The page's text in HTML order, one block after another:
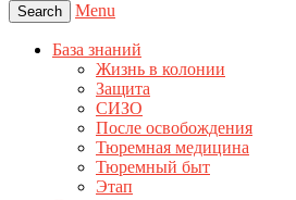
Search Menu
База знаний
Жизнь в колонии
Защита
СИЗО
После освобождения
Тюремная медицина
Тюремный быт
Этап